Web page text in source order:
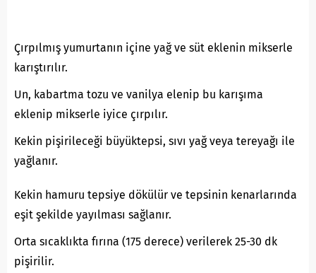
Çırpılmış yumurtanın içine yağ ve süt eklenin mikserle
karıştırılır.
Un, kabartma tozu ve vanilya elenip bu karışıma
eklenip mikserle iyice çırpılır.
Kekin pişirileceği büyüktepsi, sıvı yağ veya tereyağı ile
yağlanır.
Kekin hamuru tepsiye dökülür ve tepsinin kenarlarında
eşit şekilde yayılması sağlanır.
Orta sıcaklıkta fırına (175 derece) verilerek 25-30 dk
pişirilir.